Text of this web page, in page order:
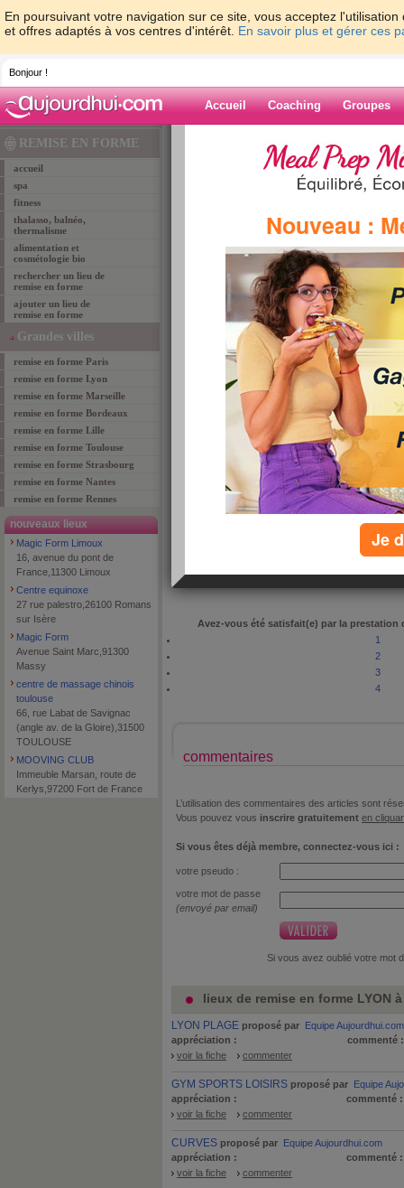
En poursuivant votre navigation sur ce site, vous acceptez
et offres adaptés à vos centres d'intérêt. En savoir plus et gérer ces
Bonjour !
Accueil Coaching Groupes
REMISE EN FORME
accueil
spa
fitness
thalasso, balnéo,
thermalisme
alimentation et
cosmétologie bio
rechercher un lieu de
remise en forme
ajouter un lieu de
remise en forme
Grandes villes
remise en forme Paris
remise en forme Lyon
remise en forme Marseille
remise en forme Bordeaux
remise en forme Lille
remise en forme Toulouse
remise en forme Strasbourg
remise en forme Nantes
remise en forme Rennes
nouveaux lieux
Magic Form Limoux
16, avenue du pont de
France,11300 Limoux
Centre equinoxe
27 rue palestro,26100 Romans
sur Isère
Magic Form
Avenue Saint Marc,91300
Massy
centre de massage chinois
toulouse
66, rue Labat de Savignac
(angle av. de la Gloire),31500
TOULOUSE
MOOVING CLUB
Immeuble Marsan, route de
Kerlys,97200 Fort de France
FITNESS 69
75 Rue Paul Bert
69003
LYON
Avez-vous été satisfait(e) par la prestation
1
2
3
4
commentaires
L’utilisation des commentaires des articles sont
Vous pouvez vous inscrire gratuitement en
Si vous êtes déjà membre, connectez-vous ici :
votre pseudo :
votre mot de passe
(envoyé par email)
Si vous avez oublié votre mot
lieux de remise en forme LYON
LYON PLAGE proposé par Equipe Aujourdhui.com
appréciation :
commenté
voir la fiche
commenter
GYM SPORTS LOISIRS proposé par Equipe
appréciation :
commenté
voir la fiche
commenter
CURVES proposé par Equipe Aujourdhui.com
appréciation :
commenté
voir la fiche
commenter
Nouveau :
Je